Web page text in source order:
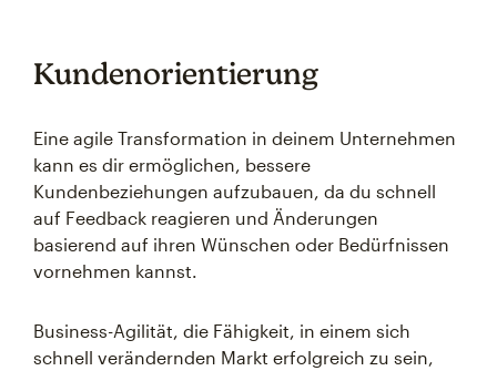
Kundenorientierung
Eine agile Transformation in deinem Unternehmen
kann es dir ermöglichen, bessere
Kundenbeziehungen aufzubauen, da du schnell
auf Feedback reagieren und Änderungen
basierend auf ihren Wünschen oder Bedürfnissen
vornehmen kannst.
Business-Agilität, die Fähigkeit, in einem sich
schnell verändernden Markt erfolgreich zu sein,